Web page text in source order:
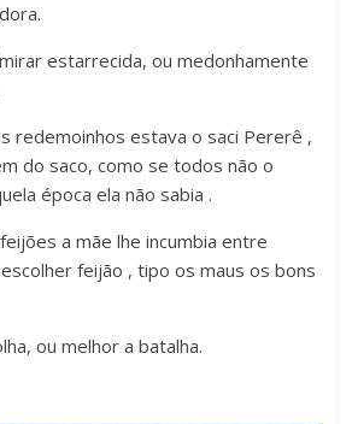
estarrecida, ou medonhamente
redemoinhos estava o saci Pererê ,
do saco, como se todos não o
época ela não sabia .
a mãe lhe incumbia entre
feijão , tipo os maus os bons
ou melhor a batalha.